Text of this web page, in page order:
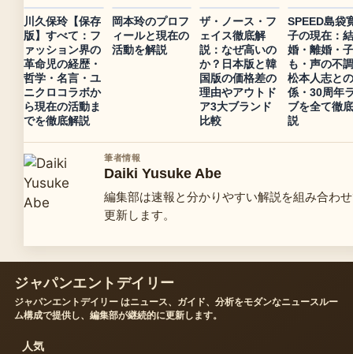
川久保玲【保存
版】すべて：フ
ァッション界の
革命児の経歴・
哲学・名言・ユ
ニクロコラボか
ら現在の活動ま
でを徹底解説
岡本玲のプロフ
ィールと現在の
活動を解説
ザ・ノース・フ
ェイス徹底解
説：なぜ高いの
か？日本版と韓
国版の価格差の
理由やアウトド
ア3大ブランド
比較
SPEED島袋
子の現在：結
婚・離婚・
も・声の不
松本人志と
係・30周年
ブを全て徹
説
筆者情報
Daiki Yusuke Abe
編集部は速報と分かりやすい解説を組み合わ
更新します。
ジャパンエントデイリー
ジャパンエントデイリー はニュース、ガイド、分析をモダンなニュースルー
ム構成で提供し、編集部が継続的に更新します。
人気